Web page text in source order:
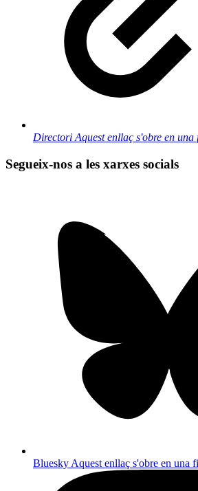
Directori Aquest enllaç s'obre en una
Segueix-nos a les xarxes socials
Bluesky Aquest enllaç s'obre en una